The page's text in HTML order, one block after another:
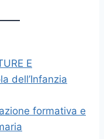
E
dell’Infanzia
formativa e